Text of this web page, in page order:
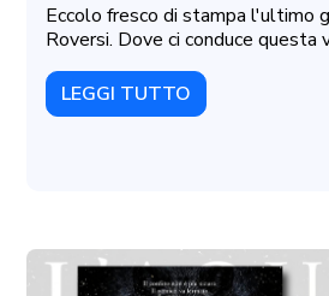
Eccolo fresco di stampa l'ultimo
Roversi. Dove ci conduce questa
LEGGI TUTTO